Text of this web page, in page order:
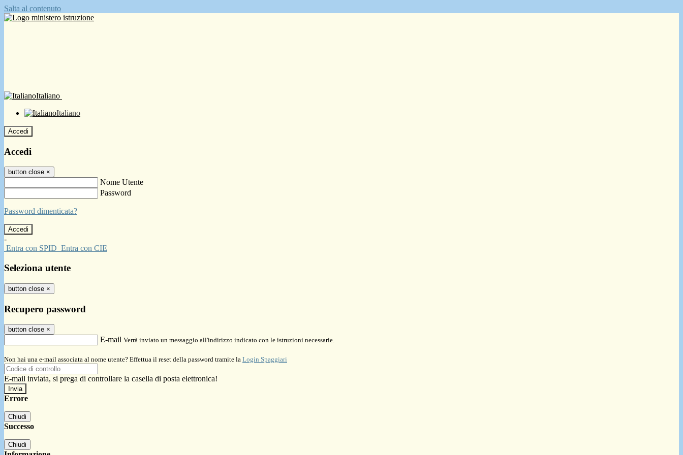
Salta al contenuto
Italiano
Italiano
Accedi
Accedi
button close ×
Nome Utente
Password
Password dimenticata?
-
Entra con SPID Entra con CIE
Seleziona utente
button close ×
Recupero password
button close ×
E-mail Verrà inviato un messaggio all'indirizzo indicato con le istruzioni necessarie.
Non hai una e-mail associata al nome utente? Effettua il reset della password tramite la Login Spaggiari
E-mail inviata, si prega di controllare la casella di posta elettronica!
Errore
Chiudi
Successo
Chiudi